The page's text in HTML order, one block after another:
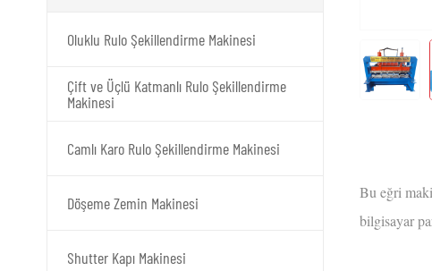
Oluklu Rulo Şekillendirme Makinesi
Çift ve Üçlü Katmanlı Rulo Şekillendirme
Makinesi
Camlı Karo Rulo Şekillendirme Makinesi
Döşeme Zemin Makinesi
Shutter Kapı Makinesi
Bu eğri
bilgisayar